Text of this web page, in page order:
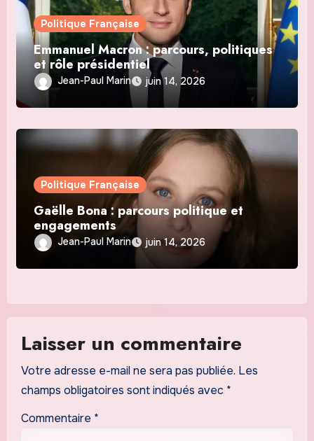
Politique Française
Emmanuel Macron : parcours, politiques
et rôle présidentiel
Jean-Paul Marin juin 14, 2026
Politique Française
Gaëlle Bona : parcours politique et
engagements
Jean-Paul Marin juin 14, 2026
Laisser un commentaire
Votre adresse e-mail ne sera pas publiée. Les
champs obligatoires sont indiqués avec *
Commentaire *